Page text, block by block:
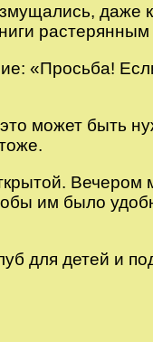
«Просьба!
может
им было
для детей и